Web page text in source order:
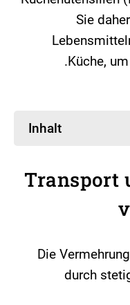
Sie
Küche,
Inhalt
Transport
Die
durch